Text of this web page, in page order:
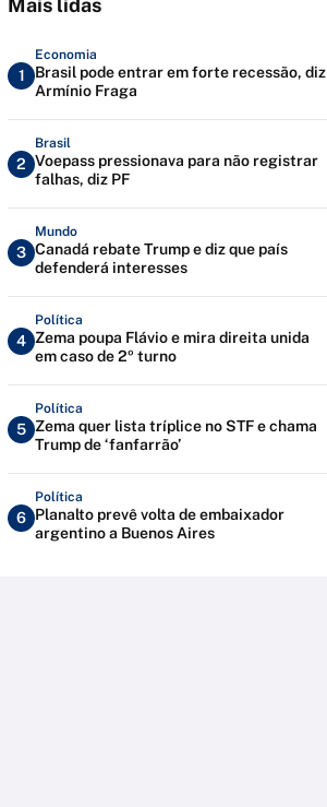
Mais lidas
1
Economia
Brasil pode entrar em forte recessão, diz
Armínio Fraga
2
Brasil
Voepass pressionava para não registrar
falhas, diz PF
3
Mundo
Canadá rebate Trump e diz que país
defenderá interesses
4
Política
Zema poupa Flávio e mira direita unida
em caso de 2º turno
5
Política
Zema quer lista tríplice no STF e chama
Trump de ‘fanfarrão’
6
Política
Planalto prevê volta de embaixador
argentino a Buenos Aires